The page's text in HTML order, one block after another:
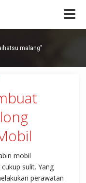
malang"
mobil
sulit. Yang
perawatan